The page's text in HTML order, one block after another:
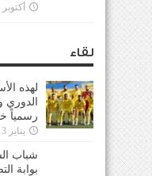
أكتوبر 6, 2021
لقاء
لهذه
الدوري
رسمياً
يناير 13, 2026
شباب
بوابة